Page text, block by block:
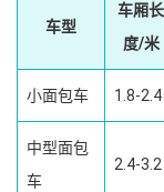
车型
车厢长
度/米
小面包车 1.8-2.4
中型面包
车
2.4-3.2